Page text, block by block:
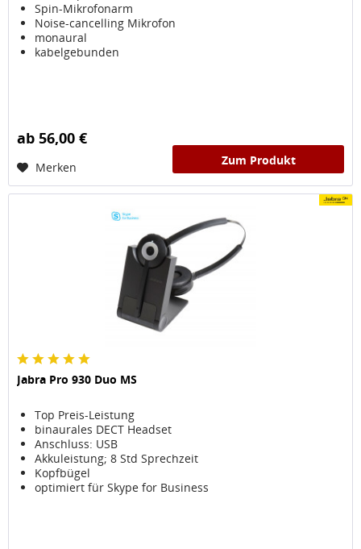
Spin-Mikrofonarm
Noise-cancelling Mikrofon
monaural
kabelgebunden
ab 56,00 €
Merken Zum Produkt
Jabra Pro 930 Duo MS
Top Preis-Leistung
binaurales DECT Headset
Anschluss: USB
Akkuleistung; 8 Std Sprechzeit
Kopfbügel
optimiert für Skype for Business